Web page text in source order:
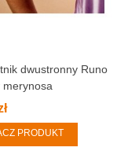
dwustronny Runo
merynosa
PRODUKT